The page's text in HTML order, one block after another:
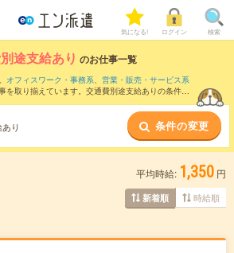
気になる! ログイン 検索
途支給あり のお仕事一覧
オフィスワーク・事務系、 営業・販売・サービス系
を取り揃えています。交通費別途支給ありの条件の
り 条件の変更
平均時給: 1,350 円
新着順 時給順